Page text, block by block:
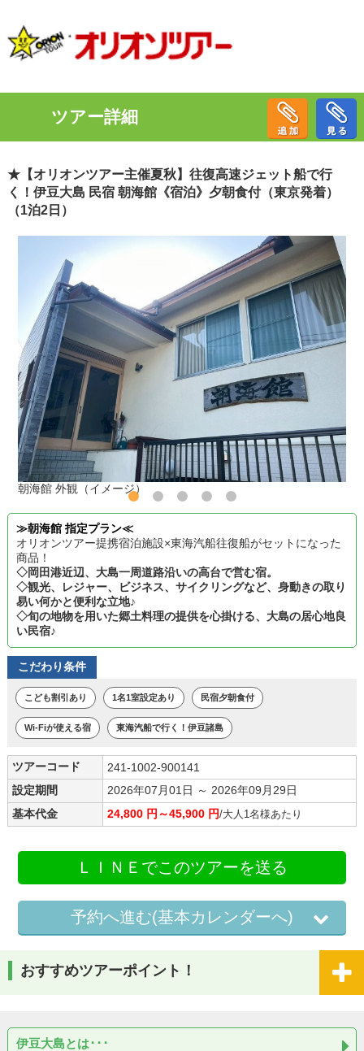
ツアー詳細
★【オリオンツアー主催夏秋】往復高速ジェット船で行
く！伊豆大島 民宿 朝海館《宿泊》夕朝食付（東京発着）
（1泊2日）
朝海館 外観（イメージ）
≫朝海館 指定プラン≪
オリオンツアー提携宿泊施設×東海汽船往復船がセットになった
商品！
◇岡田港近辺、大島一周道路沿いの高台で営む宿。
◇観光、レジャー、ビジネス、サイクリングなど、身動きの取り
易い何かと便利な立地♪
◇旬の地物を用いた郷土料理の提供を心掛ける、大島の居心地良
い民宿♪
こだわり条件
こども割引あり 1名1室設定あり 民宿夕朝食付
Wi-Fiが使える宿 東海汽船で行く！伊豆諸島
ツアーコード
241-1002-900141
設定期間
2026年07月01日 ～ 2026年09月29日
基本代金
24,800 円～45,900 円/大人1名様あたり
ＬＩＮＥでこのツアーを送る
予約へ進む(基本カレンダーへ)
おすすめツアーポイント！
伊豆大島とは･･･